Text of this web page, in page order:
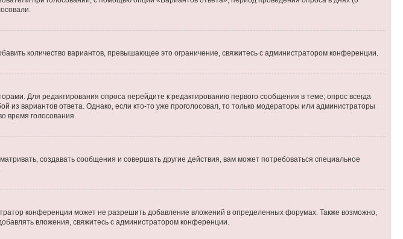
количество вариантов, превышающее это ограничение, свяжитесь с администратором конференции.
Для редактирования опроса перейдите к редактированию первого сообщения в теме; опрос всегда
из вариантов ответа. Однако, если кто-то уже проголосовал, то только модераторы или администраторы
время голосования.
создавать сообщения и совершать другие действия, вам может потребоваться специальное
конференции может не разрешить добавление вложений в определенных форумах. Также возможно,
вложения, свяжитесь с администратором конференции.